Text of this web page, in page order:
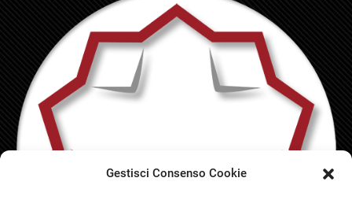
Gestisci Consenso Cookie